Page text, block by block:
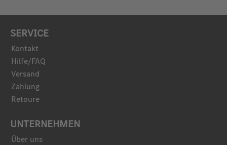
SERVICE
Kontakt
Hilfe/FAQ
Versand
Zahlung
Retoure
UNTERNEHMEN
Über uns